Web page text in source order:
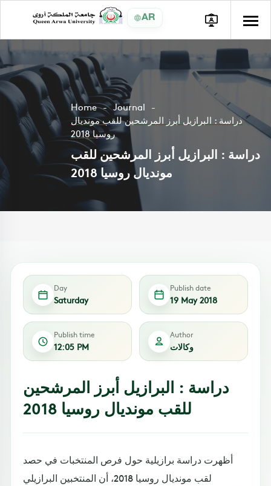
AR
Home
Journal
دراسة : البرازيل أبرز المرشحين للقب مونديال
روسيا 2018
دراسة : البرازيل أبرز المرشحين للقب
مونديال روسيا 2018
Day
Saturday
Publish date
19 May 2018
Publish time
12:05 PM
Author
وكالات
دراسة : البرازيل أبرز المرشحين
للقب مونديال روسيا 2018
أظهرت دراسة برازيلية حول فرص المنتخبات في حصد
لقب مونديال روسيا 2018، أن المنتخبين البرازيلي